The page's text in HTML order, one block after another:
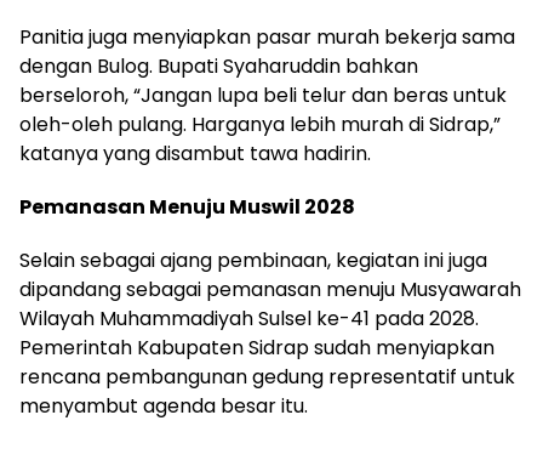
Panitia juga menyiapkan pasar murah bekerja sama
dengan Bulog. Bupati Syaharuddin bahkan
berseloroh, “Jangan lupa beli telur dan beras untuk
oleh-oleh pulang. Harganya lebih murah di Sidrap,”
katanya yang disambut tawa hadirin.
Pemanasan Menuju Muswil 2028
Selain sebagai ajang pembinaan, kegiatan ini juga
dipandang sebagai pemanasan menuju Musyawarah
Wilayah Muhammadiyah Sulsel ke-41 pada 2028.
Pemerintah Kabupaten Sidrap sudah menyiapkan
rencana pembangunan gedung representatif untuk
menyambut agenda besar itu.